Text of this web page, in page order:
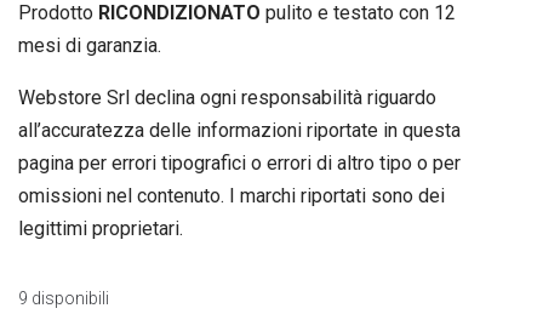
Prodotto RICONDIZIONATO pulito e testato con 12
mesi di garanzia.
Webstore Srl declina ogni responsabilità riguardo
all’accuratezza delle informazioni riportate in questa
pagina per errori tipografici o errori di altro tipo o per
omissioni nel contenuto. I marchi riportati sono dei
legittimi proprietari.
9 disponibili